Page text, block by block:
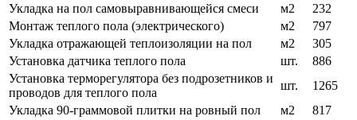
Укладка на пол самовыравнивающейся смеси м2
232
Монтаж теплого пола (электрического)
м2
797
Укладка отражающей теплоизоляции на пол
м2
305
Установка датчика теплого пола
шт.
886
Установка терморегулятора без подрозетников и
проводов для теплого пола
шт.
1265
Укладка 90-граммовой плитки на ровный пол
м2
817